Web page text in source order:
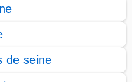
de seine